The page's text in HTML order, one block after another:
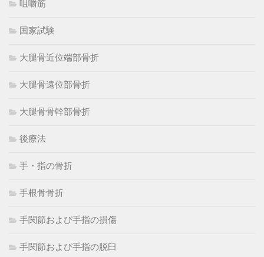
咀嚼筋
国家試験
大腿骨近位端部骨折
大腿骨遠位部骨折
大腿骨骨幹部骨折
後療法
手・指の骨折
手根骨骨折
手関節および手指の損傷
手関節および手指の脱臼